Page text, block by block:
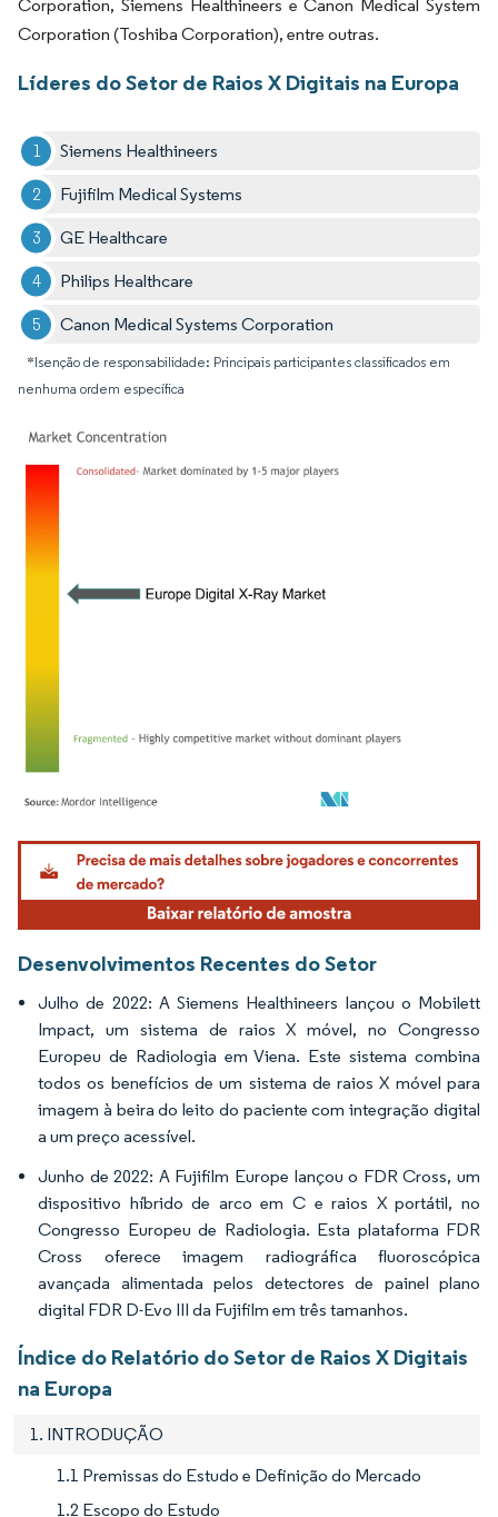
Corporation, Siemens Healthineers e Canon Medical System
Corporation (Toshiba Corporation), entre outras.
Líderes do Setor de Raios X Digitais na Europa
Siemens Healthineers
Fujifilm Medical Systems
GE Healthcare
Philips Healthcare
Canon Medical Systems Corporation
*Isenção de responsabilidade: Principais participantes classificados em
nenhuma ordem específica
Imagem © Mordor Intelligence. O reuso requer atribuição conforme CC BY 4.0.
Desenvolvimentos Recentes do Setor
Julho de 2022: A Siemens Healthineers lançou o Mobilett
Impact, um sistema de raios X móvel, no Congresso
Europeu de Radiologia em Viena. Este sistema combina
todos os benefícios de um sistema de raios X móvel para
imagem à beira do leito do paciente com integração digital
a um preço acessível.
Junho de 2022: A Fujifilm Europe lançou o FDR Cross, um
dispositivo híbrido de arco em C e raios X portátil, no
Congresso Europeu de Radiologia. Esta plataforma FDR
Cross oferece imagem radiográfica fluoroscópica
avançada alimentada pelos detectores de painel plano
digital FDR D-Evo III da Fujifilm em três tamanhos.
Índice do Relatório do Setor de Raios X Digitais
na Europa
1. INTRODUÇÃO
1.1 Premissas do Estudo e Definição do Mercado
1.2 Escopo do Estudo